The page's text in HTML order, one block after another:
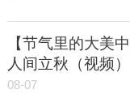
【节气里的大美
人间立秋（视频）
08-07